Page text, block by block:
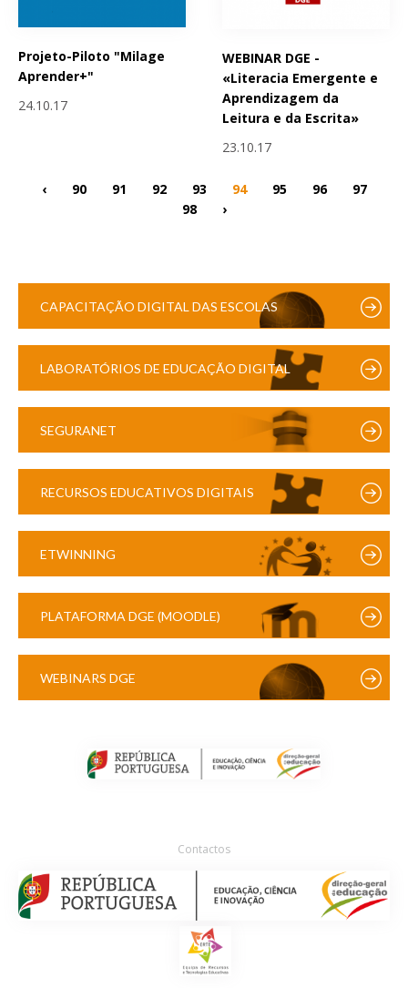
Projeto-Piloto "Milage
Aprender+"
24.10.17
WEBINAR DGE -
«Literacia Emergente e
Aprendizagem da
Leitura e da Escrita»
23.10.17
‹ 90 91 92 93 94 95 96
97
98
›
CAPACITAÇÃO DIGITAL DAS ESCOLAS
LABORATÓRIOS DE EDUCAÇÃO DIGITAL
SEGURANET
RECURSOS EDUCATIVOS DIGITAIS
ETWINNING
PLATAFORMA DGE (MOODLE)
WEBINARS DGE
Contactos